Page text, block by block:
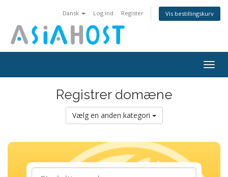
Dansk Log ind Register Vis bestillingskurv
Registrer domæne
Vælg en anden kategori